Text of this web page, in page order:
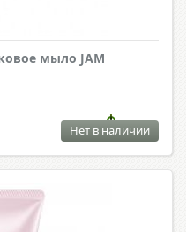
мыло JAM
Нет в наличии